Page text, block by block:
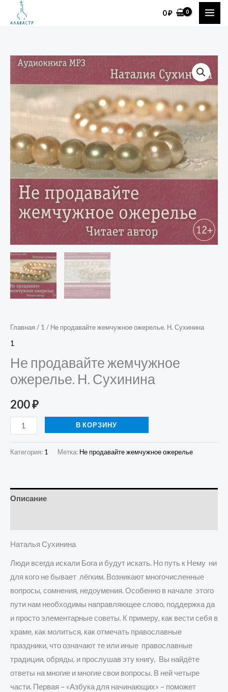
Перейти
0₽
Главная / 1 / Не продавайте жемчужное ожерелье. Н. Сухинина
1
Не продавайте жемчужное
ожерелье. Н. Сухинина
200₽
Количество
товара
продавайте
жемчужное
ожерелье.
Н.
Сухинина
В КОРЗИНУ
Категория: 1 Метка: Не продавайте жемчужное ожерелье
Описание
Наталья Сухинина
Люди всегда искали Бога и будут искать. Но путь к Нему ни
для кого не бывает лёгким. Возникают многочисленные
вопросы, сомнения, недоумения. Особенно в начале этого
пути нам необходимы направляющее слово, поддержка да
и просто элементарные советы. К примеру, как вести себя в
храме, как молиться, как отмечать православные
праздники, что означают те или иные православные
традиции, обряды, и прослушав эту книгу, Вы найдёте
ответы на многие и многие свои вопросы. В ней четыре
части. Первая – «Азбука для начинающих» – поможет